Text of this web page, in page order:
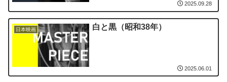
2025.09.28
日本映画 白と黒（昭和38年）
2025.06.01